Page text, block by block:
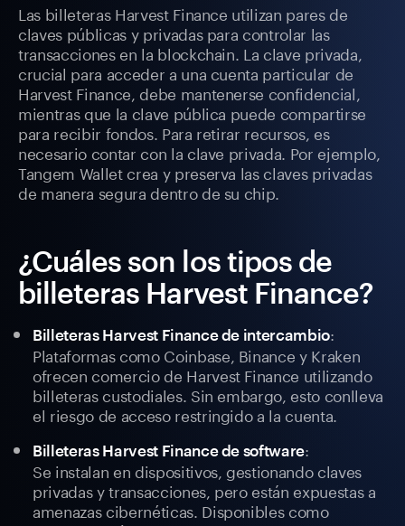
Las billeteras Harvest Finance utilizan pares de
claves públicas y privadas para controlar las
transacciones en la blockchain. La clave privada,
crucial para acceder a una cuenta particular de
Harvest Finance, debe mantenerse confidencial,
mientras que la clave pública puede compartirse
para recibir fondos. Para retirar recursos, es
necesario contar con la clave privada. Por ejemplo,
Tangem Wallet crea y preserva las claves privadas
de manera segura dentro de su chip.
¿Cuáles son los tipos de
billeteras Harvest Finance?
Billeteras Harvest Finance de intercambio:
Plataformas como Coinbase, Binance y Kraken
ofrecen comercio de Harvest Finance utilizando
billeteras custodiales. Sin embargo, esto conlleva
el riesgo de acceso restringido a la cuenta.
Billeteras Harvest Finance de software:
Se instalan en dispositivos, gestionando claves
privadas y transacciones, pero están expuestas a
amenazas cibernéticas. Disponibles como